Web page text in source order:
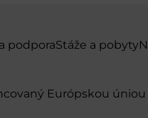
podporaStáže a pobyty
Európskou